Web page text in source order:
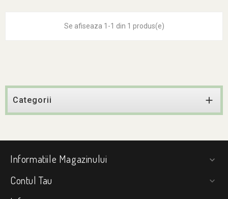
Se afiseaza 1-1 din 1 produs(e)
Categorii 
Informatiile Magazinului 
Contul Tau 